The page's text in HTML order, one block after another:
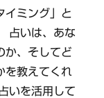
イミング」と
占いは、あな
か、そしてど
を教えてくれ
いを活用して